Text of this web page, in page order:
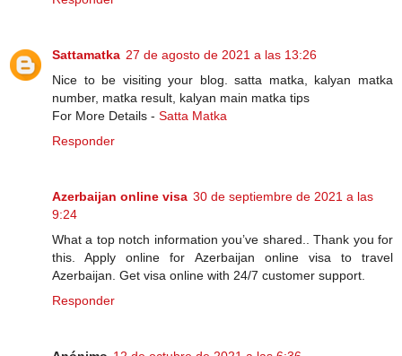
Sattamatka 27 de agosto de 2021 a las 13:26
Nice to be visiting your blog. satta matka, kalyan matka
number, matka result, kalyan main matka tips
For More Details - Satta Matka
Responder
Azerbaijan online visa 30 de septiembre de 2021 a las
9:24
What a top notch information you’ve shared.. Thank you for
this. Apply online for Azerbaijan online visa to travel
Azerbaijan. Get visa online with 24/7 customer support.
Responder